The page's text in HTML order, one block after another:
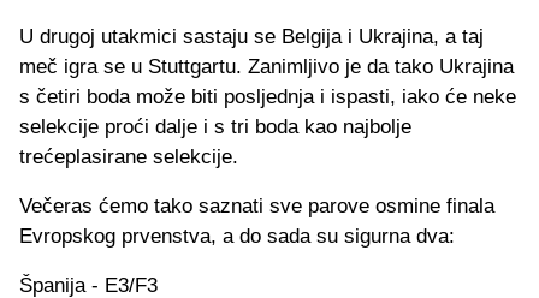
U drugoj utakmici sastaju se Belgija i Ukrajina, a taj
meč igra se u Stuttgartu. Zanimljivo je da tako Ukrajina
s četiri boda može biti posljednja i ispasti, iako će neke
selekcije proći dalje i s tri boda kao najbolje
trećeplasirane selekcije.
Večeras ćemo tako saznati sve parove osmine finala
Evropskog prvenstva, a do sada su sigurna dva:
Španija - E3/F3